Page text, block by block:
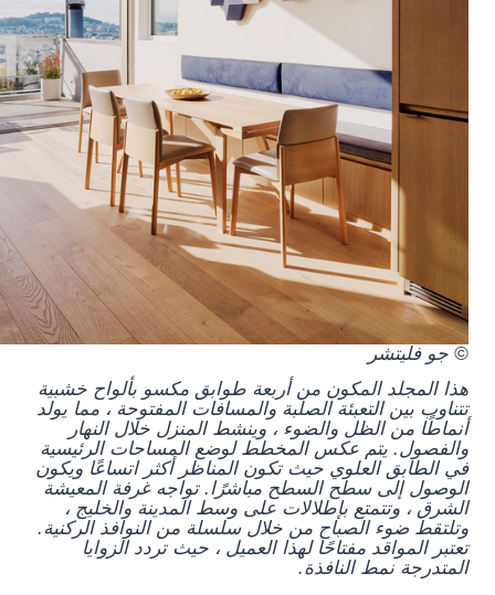
© جو فليتشر
هذا المجلد المكون من أربعة طوابق مكسو بألواح خشبية
تتناوب بين التعبئة الصلبة والمسافات المفتوحة ، مما يولد
أنماطًا من الظل والضوء ، وينشط المنزل خلال النهار
والفصول. يتم عكس المخطط لوضع المساحات الرئيسية
في الطابق العلوي حيث تكون المناظر أكثر اتساعًا ويكون
الوصول إلى سطح السطح مباشرًا. تواجه غرفة المعيشة
الشرق ، وتتمتع بإطلالات على وسط المدينة والخليج ،
وتلتقط ضوء الصباح من خلال سلسلة من النوافذ الركنية.
تعتبر المواقد مفتاحًا لهذا العميل ، حيث تردد الزوايا
المتدرجة نمط النافذة.